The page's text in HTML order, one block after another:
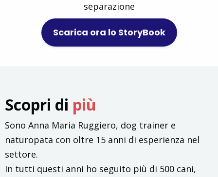
separazione
Scarica ora lo StoryBook
Scopri di più
Sono Anna Maria Ruggiero, dog trainer e
naturopata con oltre 15 anni di esperienza nel
settore.
In tutti questi anni ho seguito più di 500 cani,